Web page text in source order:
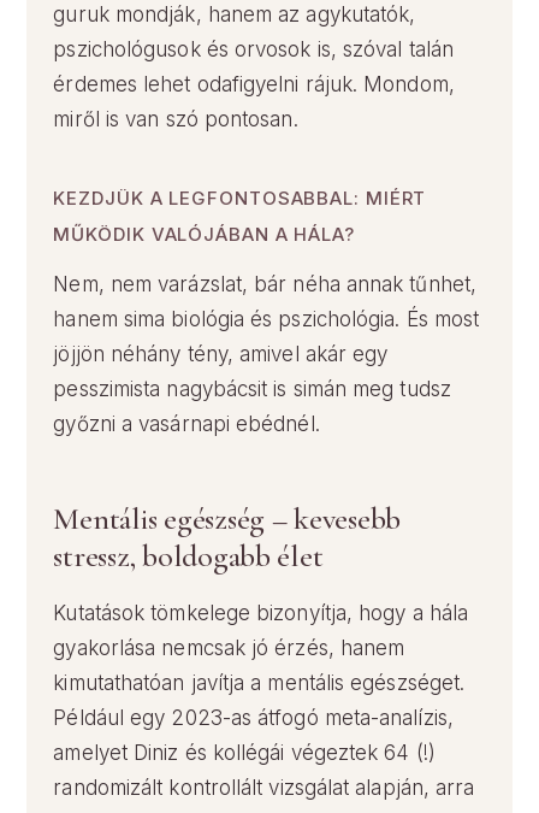
guruk mondják, hanem az agykutatók,
pszichológusok és orvosok is, szóval talán
érdemes lehet odafigyelni rájuk. Mondom,
miről is van szó pontosan.
KEZDJÜK A LEGFONTOSABBAL: MIÉRT
MŰKÖDIK VALÓJÁBAN A HÁLA?
Nem, nem varázslat, bár néha annak tűnhet,
hanem sima biológia és pszichológia. És most
jöjjön néhány tény, amivel akár egy
pesszimista nagybácsit is simán meg tudsz
győzni a vasárnapi ebédnél.
Mentális egészség – kevesebb
stressz, boldogabb élet
Kutatások tömkelege bizonyítja, hogy a hála
gyakorlása nemcsak jó érzés, hanem
kimutathatóan javítja a mentális egészséget.
Például egy 2023-as átfogó meta-analízis,
amelyet Diniz és kollégái végeztek 64 (!)
randomizált kontrollált vizsgálat alapján, arra